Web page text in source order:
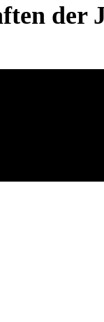
der